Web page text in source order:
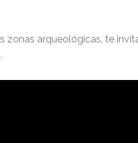
zonas arqueológicas, te